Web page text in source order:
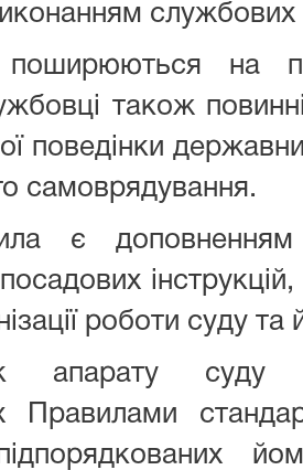
поширюються на
також
поведінки
самоврядування.
є
роботи суду та
апарату суду
Правилами